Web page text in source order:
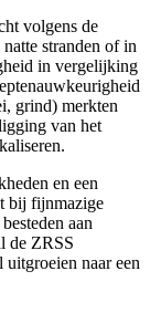
volgens de
stranden of in
in vergelijking
grind) merkten
van het
en een
bij fijnmazige
aan
de ZRSS
naar een